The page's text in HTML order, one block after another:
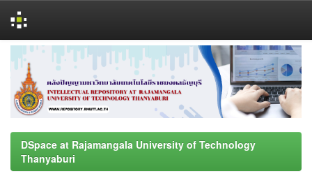
navigation
DSpace at Rajamangala University of Technology
Thanyaburi